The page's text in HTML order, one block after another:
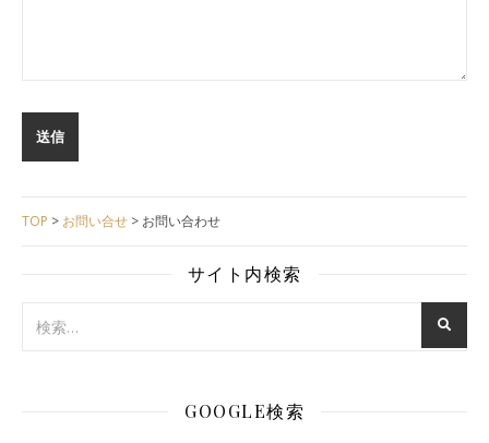
TOP > お問い合せ > お問い合わせ
サイト内検索
GOOGLE検索